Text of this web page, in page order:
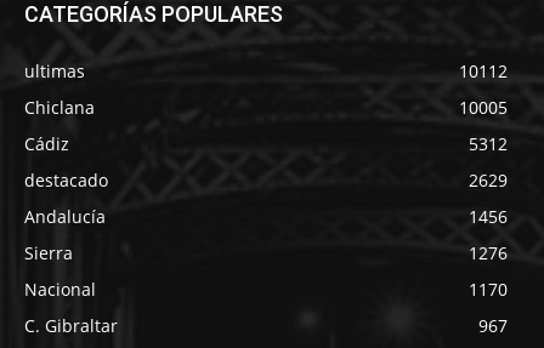
CATEGORÍAS POPULARES
ultimas
10112
Chiclana
10005
Cádiz
5312
destacado
2629
Andalucía
1456
Sierra
1276
Nacional
1170
C. Gibraltar
967